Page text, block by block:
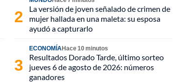
La versión de joven señalado de crimen de
mujer hallada en una maleta: su esposa
ayudó a capturarlo
ECONOMÍAHace 10 minutos
Resultados Dorado Tarde, último sorteo
jueves 6 de agosto de 2026: números
ganadores